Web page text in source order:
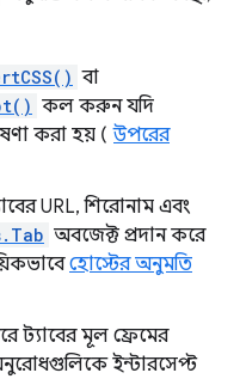
বা
কল করুন যদি
করা হয় (উপরের
URL, শিরোনাম এবং
অবজেক্ট প্রদান করে
হোস্টের অনুমতি
ট্যাবের মূল ফ্রেমের
ইন্টারসেপ্ট